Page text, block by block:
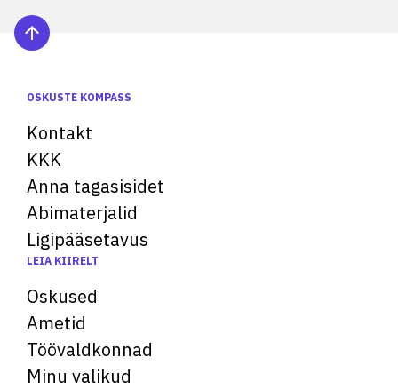
OSKUSTE KOMPASS
Kontakt
KKK
Anna tagasisidet
Abimaterjalid
Ligipääsetavus
LEIA KIIRELT
Oskused
Ametid
Töövaldkonnad
Minu valikud